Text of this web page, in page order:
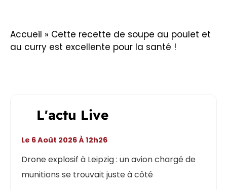
Accueil » Cette recette de soupe au poulet et
au curry est excellente pour la santé !
L'actu Live
Drone explosif à Leipzig : un avion chargé de
munitions se trouvait juste à côté
Le 6 Août 2026 À 12h26